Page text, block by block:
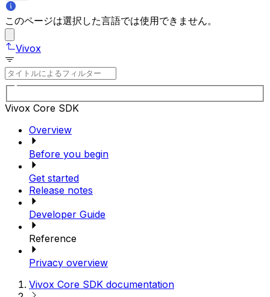
このページは選択した言語では使用できません。
Vivox
Vivox Core SDK
Overview
Before you begin
Get started
Release notes
Developer Guide
Reference
Privacy overview
Vivox Core SDK documentation